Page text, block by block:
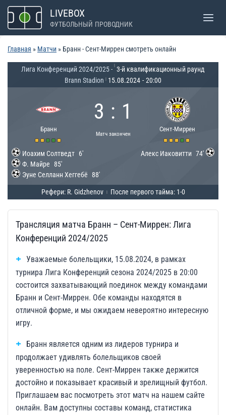
Перейти
содержимому
LIVEBOX
ФУТБОЛЬНЫЙ ПРОВОДНИК
Главная » Матчи » Бранн - Сент-Миррен смотреть онлайн
Лига Конференций 2024/2025 - 3-й квалификационный раунд
Brann Stadion
15.08.2024 - 20:00
Бранн
3 : 1
Матч закончен
Сент-Миррен
Иоахим Солтведт 6'
Ф. Майре 85'
Эуне Селланн Хеггебё 88'
Алекс Иаковитти 74'
Рефери: R. Gidzhenov После первого тайма: 1-0
Трансляция матча Бранн – Сент-Миррен: Лига
Конференций 2024/2025
Уважаемые болельщики, 15.08.2024, в рамках
турнира Лига Конференций сезона 2024/2025 в 20:00
состоится захватывающий поединок между командами
Бранн и Сент-Миррен. Обе команды находятся в
отличной форме, и мы ожидаем невероятно интересную
игру.
Бранн является одним из лидеров турнира и
продолжает удивлять болельщиков своей
уверенностью на поле. Сент-Миррен также держится
достойно и показывает красивый и зрелищный футбол.
Приглашаем вас посмотреть этот матч на нашем сайте
онлайн. Вам доступны составы команд, статистика